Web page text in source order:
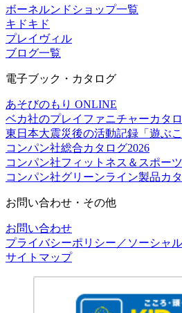
ボーネルンドショップ一覧
キドキド
プレイヴィル
ブログ一覧
電子ブック・カタログ
あそびのもり ONLINE
ベカ社のプレイファニチャーカタ
東日本大震災後の活動記録「遊ぶ
コンパン社総合カタログ2026
コンパン社フィットネス＆スポー
コンパン社グリーンライン製品カ
お問い合わせ・その他
お問い合わせ
プライバシーポリシー／ソーシャ
サイトマップ